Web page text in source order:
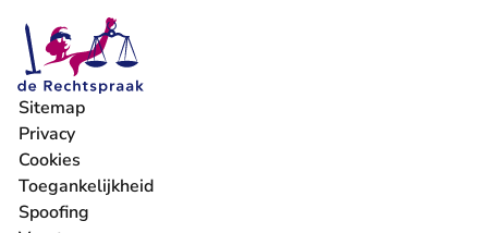
Sitemap
Privacy
Cookies
Toegankelijkheid
Spoofing